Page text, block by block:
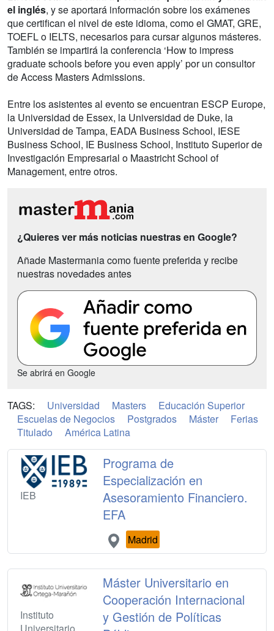
el inglés, y se aportará información sobre los exámenes
que certifican el nivel de este idioma, como el GMAT, GRE,
TOEFL o IELTS, necesarios para cursar algunos másteres.
También se impartirá la conferencia ‘How to impress
graduate schools before you even apply’ por un consultor
de Access Masters Admissions.
Entre los asistentes al evento se encuentran ESCP Europe,
la Universidad de Essex, la Universidad de Duke, la
Universidad de Tampa, EADA Business School, IESE
Business School, IE Business School, Instituto Superior de
Investigación Empresarial o Maastricht School of
Management, entre otros.
¿Quieres ver más noticias nuestras en Google?
Añade Mastermania como fuente preferida y recibe
nuestras novedades antes
Se abrirá en Google
TAGS: Universidad Masters
Educación Superior
Escuelas de Negocios
Postgrados Máster
Ferias
Titulado
América Latina
IEB
Programa de
Especialización en
Asesoramiento Financiero.
EFA
Madrid
Instituto
Universitario
Máster Universitario en
Cooperación Internacional
y Gestión de Políticas